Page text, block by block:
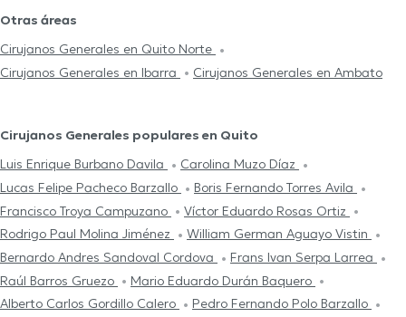
Otras áreas
Cirujanos Generales en Quito Norte
Cirujanos Generales en Ibarra
Cirujanos Generales en Ambato
Cirujanos Generales populares en Quito
Luis Enrique Burbano Davila
Carolina Muzo Díaz
Lucas Felipe Pacheco Barzallo
Boris Fernando Torres Avila
Francisco Troya Campuzano
Víctor Eduardo Rosas Ortiz
Rodrigo Paul Molina Jiménez
William German Aguayo Vistin
Bernardo Andres Sandoval Cordova
Frans Ivan Serpa Larrea
Raúl Barros Gruezo
Mario Eduardo Durán Baquero
Alberto Carlos Gordillo Calero
Pedro Fernando Polo Barzallo